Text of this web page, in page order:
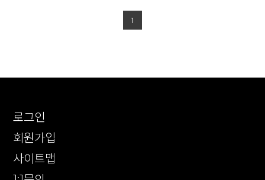
1
로그인
회원가입
사이트맵